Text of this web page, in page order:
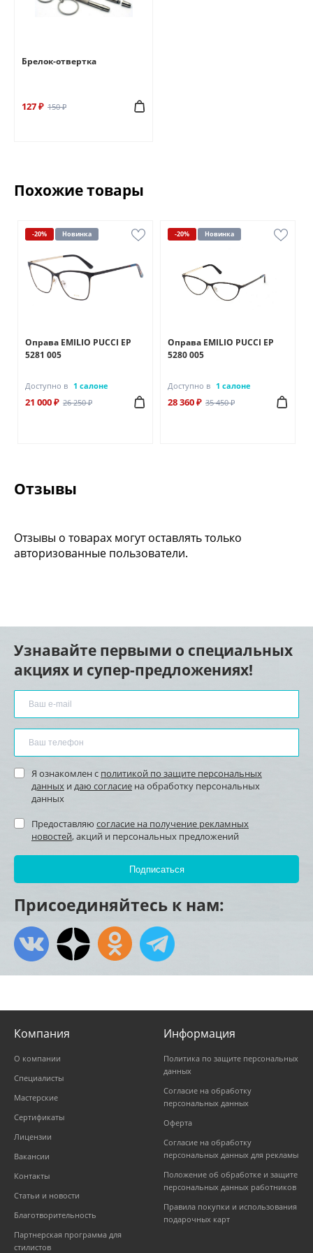
Брелок-отвертка
127 ₽ 150 ₽
Похожие товары
-20% Новинка
Оправа EMILIO PUCCI EP
5281 005
Доступно в 1 салоне
21 000 ₽ 26 250 ₽
-20% Новинка
Оправа EMILIO PUCCI EP
5280 005
Доступно в 1 салоне
28 360 ₽ 35 450 ₽
Отзывы
Отзывы о товарах могут оставлять только
авторизованные пользователи.
Узнавайте первыми о специальных
акциях и супер-предложениях!
Я ознакомлен с политикой по защите персональных
данных и даю согласие на обработку персональных
данных
Предоставляю согласие на получение рекламных
новостей, акций и персональных предложений
Присоединяйтесь к нам:
Компания
О компании
Специалисты
Мастерские
Сертификаты
Лицензии
Вакансии
Контакты
Статьи и новости
Благотворительность
Партнерская программа для
стилистов
Информация
Политика по защите персональных
данных
Согласие на обработку
персональных данных
Оферта
Согласие на обработку
персональных данных для рекламы
Положение об обработке и защите
персональных данных работников
Правила покупки и использования
подарочных карт